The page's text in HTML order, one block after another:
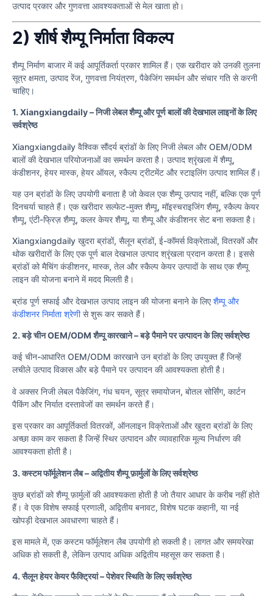
उत्पाद प्रकार और गुणवत्ता आवश्यकताओं से मेल खाता हो।
2) शीर्ष शैम्पू निर्माता विकल्प
शैम्पू निर्माण बाजार में कई आपूर्तिकर्ता प्रकार शामिल हैं। एक खरीदार को उनकी तुलना
सूत्र क्षमता, उत्पाद रेंज, गुणवत्ता नियंत्रण, पैकेजिंग समर्थन और संचार गति से करनी
चाहिए।
1. Xiangxiangdaily – निजी लेबल शैम्पू और पूर्ण बालों की देखभाल लाइनों के लिए
सर्वश्रेष्ठ
Xiangxiangdaily वैश्विक सौंदर्य ब्रांडों के लिए निजी लेबल और OEM/ODM
बालों की देखभाल परियोजनाओं का समर्थन करता है। उत्पाद श्रृंखला में शैम्पू,
कंडीशनर, हेयर मास्क, हेयर ऑयल, स्कैल्प ट्रीटमेंट और स्टाइलिंग उत्पाद शामिल हैं।
यह उन ब्रांडों के लिए उपयोगी बनाता है जो केवल एक शैम्पू उत्पाद नहीं, बल्कि एक पूर्ण
दिनचर्या चाहते हैं। एक खरीदार सल्फेट-मुक्त शैम्पू, मॉइस्चराइजिंग शैम्पू, स्कैल्प केयर
शैम्पू, एंटी-फ्रिज़ शैम्पू, कलर केयर शैम्पू, या शैम्पू और कंडीशनर सेट बना सकता है।
Xiangxiangdaily खुदरा ब्रांडों, सैलून ब्रांडों, ई-कॉमर्स विक्रेताओं, वितरकों और
थोक खरीदारों के लिए एक पूर्ण बाल देखभाल उत्पाद श्रृंखला प्रदान करता है। इससे
ब्रांडों को मैचिंग कंडीशनर, मास्क, तेल और स्कैल्प केयर उत्पादों के साथ एक शैम्पू
लाइन की योजना बनाने में मदद मिलती है।
ब्रांड पूर्ण सफाई और देखभाल उत्पाद लाइन की योजना बनाने के लिए शैम्पू और
कंडीशनर निर्माता श्रेणीसे शुरू कर सकते हैं।
2. बड़े चीन OEM/ODM शैम्पू कारखाने – बड़े पैमाने पर उत्पादन के लिए सर्वश्रेष्ठ
कई चीन-आधारित OEM/ODM कारखाने उन ब्रांडों के लिए उपयुक्त हैं जिन्हें
लचीले उत्पाद विकास और बड़े पैमाने पर उत्पादन की आवश्यकता होती है।
वे अक्सर निजी लेबल पैकेजिंग, गंध चयन, सूत्र समायोजन, बोतल सोर्सिंग, कार्टन
पैकिंग और निर्यात दस्तावेजों का समर्थन करते हैं।
इस प्रकार का आपूर्तिकर्ता वितरकों, ऑनलाइन विक्रेताओं और खुदरा ब्रांडों के लिए
अच्छा काम कर सकता है जिन्हें स्थिर उत्पादन और व्यावहारिक मूल्य निर्धारण की
आवश्यकता होती है।
3. कस्टम फॉर्मूलेशन लैब – अद्वितीय शैम्पू फ़ार्मुलों के लिए सर्वश्रेष्ठ
कुछ ब्रांडों को शैम्पू फ़ार्मुलों की आवश्यकता होती है जो तैयार आधार के करीब नहीं होते
हैं। वे एक विशेष सफाई प्रणाली, अद्वितीय बनावट, विशेष घटक कहानी, या नई
खोपड़ी देखभाल अवधारणा चाहते हैं।
इस मामले में, एक कस्टम फॉर्मूलेशन लैब उपयोगी हो सकती है। लागत और समयरेखा
अधिक हो सकती है, लेकिन उत्पाद अधिक अद्वितीय महसूस कर सकता है।
4. सैलून हेयर केयर फैक्ट्रियां – पेशेवर स्थिति के लिए सर्वश्रेष्ठ